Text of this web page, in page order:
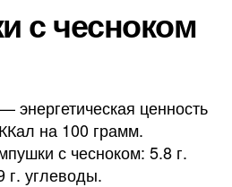
с чесноком
энергетическая ценность
на 100 грамм.
с чесноком: 5.8 г.
г. углеводы.